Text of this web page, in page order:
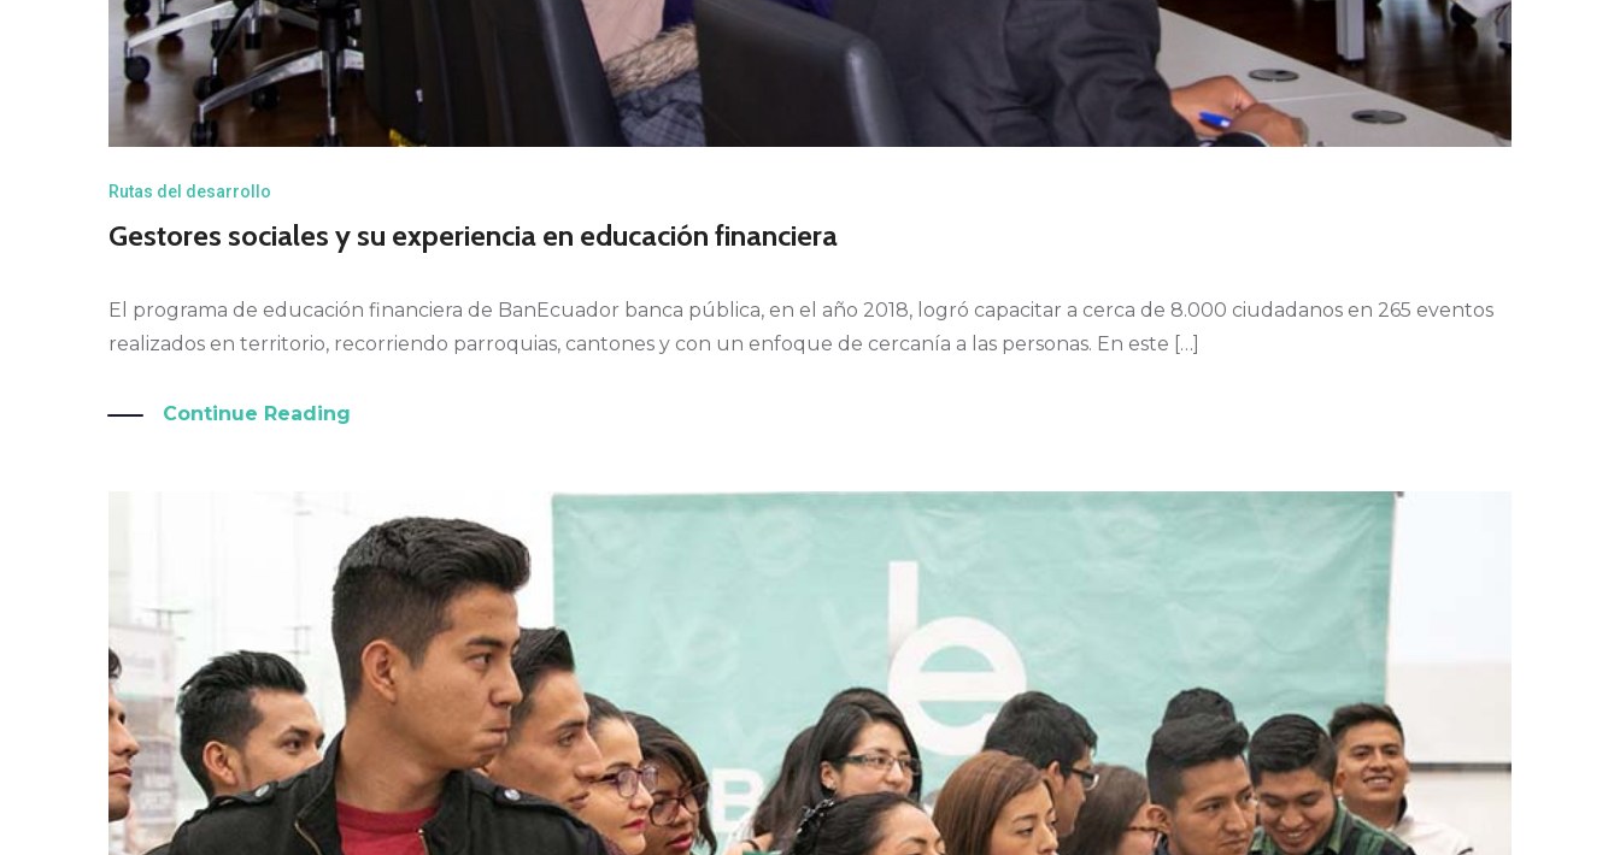
Rutas del desarrollo
Gestores sociales y su experiencia en educación financiera
El programa de educación financiera de BanEcuador banca pública, en el año 2018, logró capacitar a cerca de 8.000 ciudadanos en 265 eventos
realizados en territorio, recorriendo parroquias, cantones y con un enfoque de cercanía a las personas. En este […]
Continue Reading